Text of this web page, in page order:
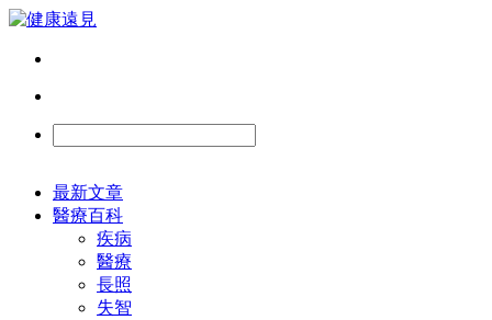
最新文章
醫療百科
疾病
醫療
長照
失智